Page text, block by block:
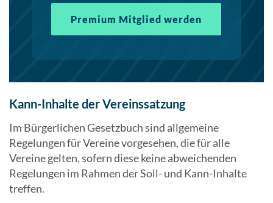
Premium Mitglied werden
Kann-Inhalte der Vereinssatzung
Im Bürgerlichen Gesetzbuch sind allgemeine
Regelungen für Vereine vorgesehen, die für alle
Vereine gelten, sofern diese keine abweichenden
Regelungen im Rahmen der Soll- und Kann-Inhalte
treffen.